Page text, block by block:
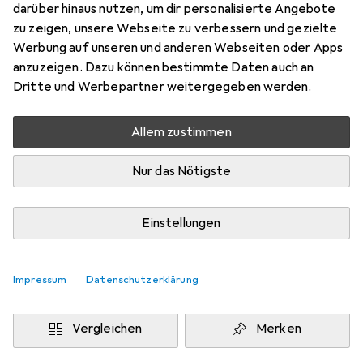
darüber hinaus nutzen, um dir personalisierte Angebote
zu zeigen, unsere Webseite zu verbessern und gezielte
Werbung auf unseren und anderen Webseiten oder Apps
anzuzeigen. Dazu können bestimmte Daten auch an
Dritte und Werbepartner weitergegeben werden.
Allem zustimmen
Nur das Nötigste
Einstellungen
Impressum Datenschutzerklärung
Preis in EUR inkl. MwSt.
1
Bewertungen Marke
Mehr von Dipos
Mehr als 10 Stück an Lager beim Drittanbieter
Lieferort angeben für genaue Lieferzeit
EcultorDE
In den Warenkorb
Vergleichen Merken